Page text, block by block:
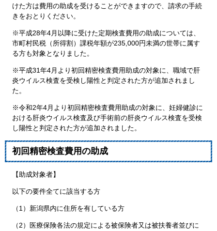
けた方は費用の助成を受けることができますので、請求の手続
きをおとりください。
※平成28年4月以降に受けた定期検査費用の助成については、
市町村民税（所得割）課税年額が235,000円未満の世帯に属す
る方も対象となりました。
※平成31年4月より初回精密検査費用助成の対象に、職域で肝
炎ウイルス検査を受検し陽性と判定された方が追加されまし
た。
※令和2年4月より初回精密検査費用助成の対象に、妊婦健診に
おける肝炎ウイルス検査及び手術前の肝炎ウイルス検査を受検
し陽性と判定された方が追加されました。
初回精密検査費用の助成
【助成対象者】
以下の要件全てに該当する方
（1）新潟県内に住所を有している方
（2）医療保険各法の規定による被保険者又は被扶養者並びに